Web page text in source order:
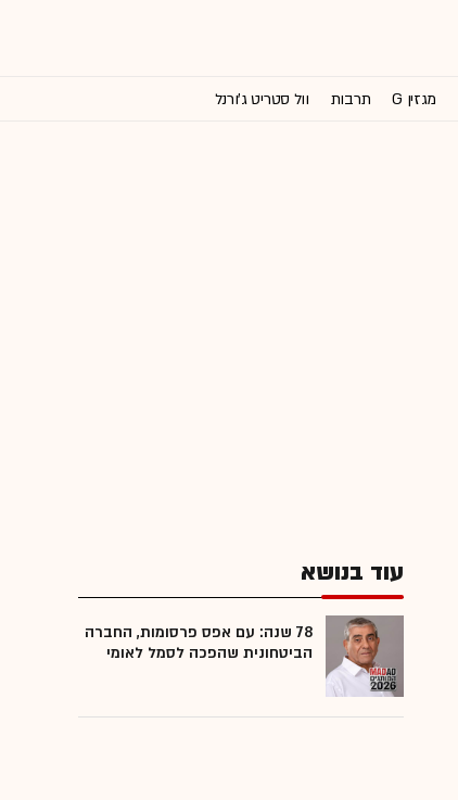
מגזין G תרבות וול סטריט ג'ורנל
עוד בנושא
78 שנה: עם אפס פרסומות, החברה
הביטחונית שהפכה לסמל לאומי